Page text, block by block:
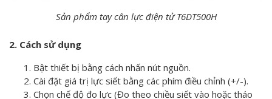
Sản phẩm tay cân lực điện tử T6DT500H
2. Cách sử dụng
Bật thiết bị bằng cách nhấn nút nguồn.
Cài đặt giá trị lực siết bằng các phím điều chỉnh (+/-).
Chọn chế độ đo lực (Đo theo chiều siết vào hoặc tháo